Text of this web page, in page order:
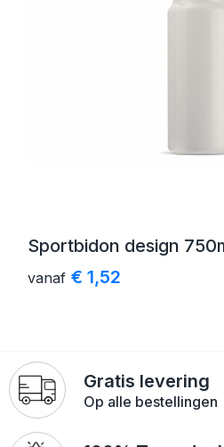
Sportbidon design
vanaf € 1,52
Gratis levering
Op alle bestellingen